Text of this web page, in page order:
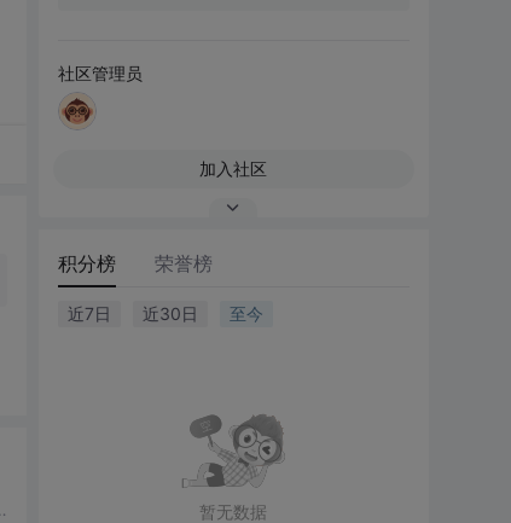
社区管理员
加入社区
积分榜 荣誉榜
近7日 近30日 至今
暂无数据